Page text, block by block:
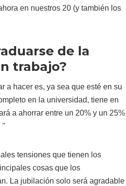
en nuestros 20 (y también los
de la
trabajo?
a hacer es, ya sea que esté en su
en la universidad, tiene en
a ahorrar entre un 20% y un 25%
"
tensiones que tienen los
cosas que los
La jubilación solo será agradable